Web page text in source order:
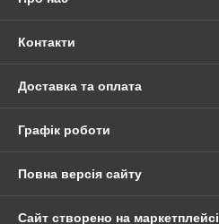
Контакти
Доставка та оплата
Графік роботи
Повна версія сайту
Сайт створено на маркетплейсі